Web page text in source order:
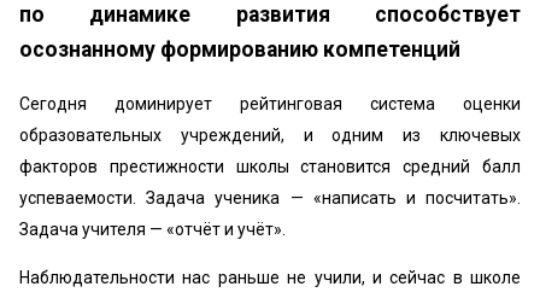
по динамике развития способствует
осознанному формированию компетенций
Сегодня доминирует рейтинговая система оценки
образовательных учреждений, и одним из ключевых
факторов престижности школы становится средний балл
успеваемости. Задача ученика — «написать и посчитать».
Задача учителя — «отчёт и учёт».
Наблюдательности нас раньше не учили, и сейчас в школе